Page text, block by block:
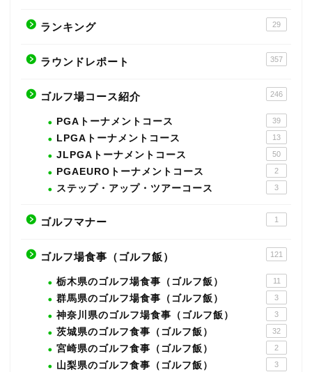
ランキング 29
ラウンドレポート 357
ゴルフ場コース紹介 246
PGAトーナメントコース 39
LPGAトーナメントコース 13
JLPGAトーナメントコース 50
PGAEUROトーナメントコース 2
ステップ・アップ・ツアーコース 3
ゴルフマナー 1
ゴルフ場食事（ゴルフ飯） 121
栃木県のゴルフ場食事（ゴルフ飯） 11
群馬県のゴルフ場食事（ゴルフ飯） 3
神奈川県のゴルフ場食事（ゴルフ飯） 3
茨城県のゴルフ食事（ゴルフ飯） 32
宮崎県のゴルフ食事（ゴルフ飯） 2
山梨県のゴルフ食事（ゴルフ飯） 3